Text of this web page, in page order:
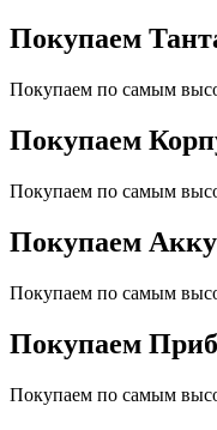
Покупаем
Покупаем по самым
Покупаем
Покупаем по самым
Покупаем
Покупаем по самым
Покупаем
Покупаем по самым